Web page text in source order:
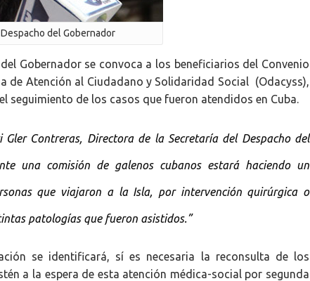
del Gobernador
Gobernador se convoca a los beneficiarios del Convenio
de Atención al Ciudadano y Solidaridad Social (Odacyss),
seguimiento de los casos que fueron atendidos en Cuba.
Contreras, Directora de la Secretaría del Despacho del
una comisión de galenos cubanos estará haciendo un
que viajaron a la Isla, por intervención quirúrgica o
patologías que fueron asistidos.”
se identificará, sí es necesaria la reconsulta de los
a la espera de esta atención médica-social por segunda